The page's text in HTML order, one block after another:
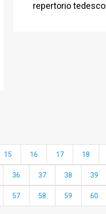
repertorio tedesco
15 16 17 18
36 37 38 39
57 58 59 60